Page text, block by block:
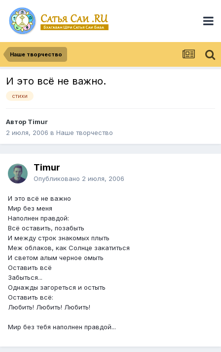
Наше творчество
И это всё не важно.
стихи
Автор Timur
2 июля, 2006 в Наше творчество
Timur
Опубликовано 2 июля, 2006
И это всё не важно
Мир без меня
Наполнен правдой:
Всё оставить, позабыть
И между строк знакомых плыть
Меж облаков, как Солнце закатиться
И светом алым черное омыть
Оставить всё
Забыться...
Однажды загореться и остыть
Оставить всё:
Любить! Любить! Любить!
Мир без тебя наполнен правдой...